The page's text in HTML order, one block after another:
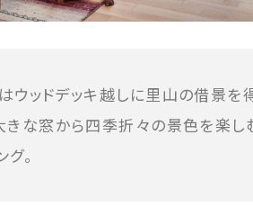
ウッドデッキ越しに里山の借景を
きな窓から四季折々の景色を楽し
。